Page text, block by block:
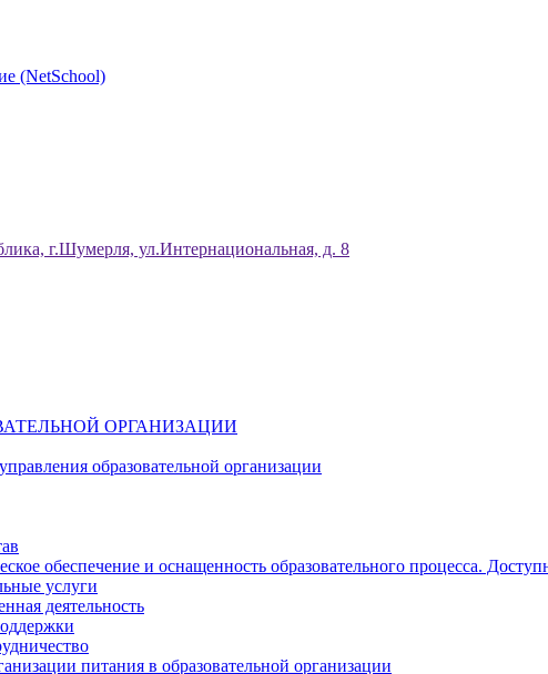
(NetSchool)
г.Шумерля, ул.Интернациональная, д. 8
ОРГАНИЗАЦИИ
образовательной организации
обеспечение и оснащенность образовательного процесса.
услуги
деятельность
питания в образовательной организации